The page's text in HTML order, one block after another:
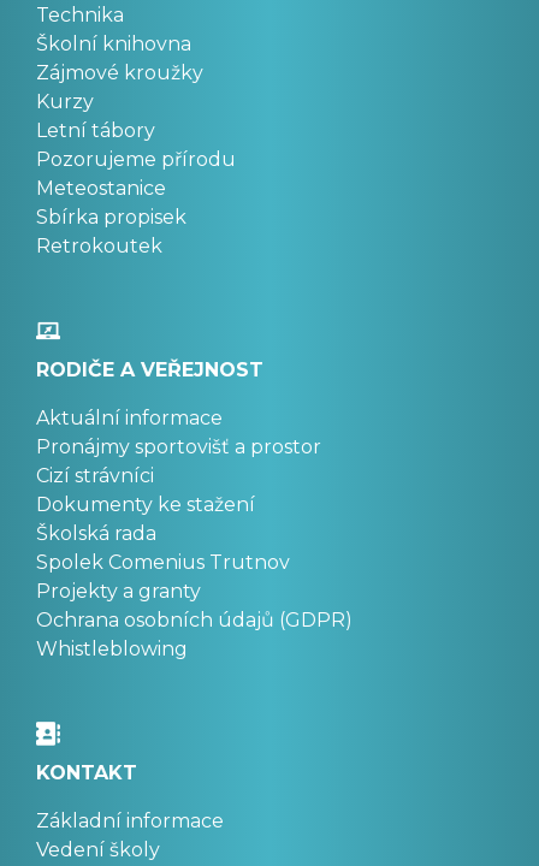
Technika
Školní knihovna
Zájmové kroužky
Kurzy
Letní tábory
Pozorujeme přírodu
Meteostanice
Sbírka propisek
Retrokoutek
RODIČE A VEŘEJNOST
Aktuální informace
Pronájmy sportovišť a prostor
Cizí strávníci
Dokumenty ke stažení
Školská rada
Spolek Comenius Trutnov
Projekty a granty
Ochrana osobních údajů (GDPR)
Whistleblowing
KONTAKT
Základní informace
Vedení školy